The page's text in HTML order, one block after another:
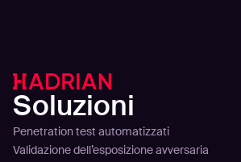
Soluzioni
Penetration test automatizzati
Validazione dell’esposizione avversaria